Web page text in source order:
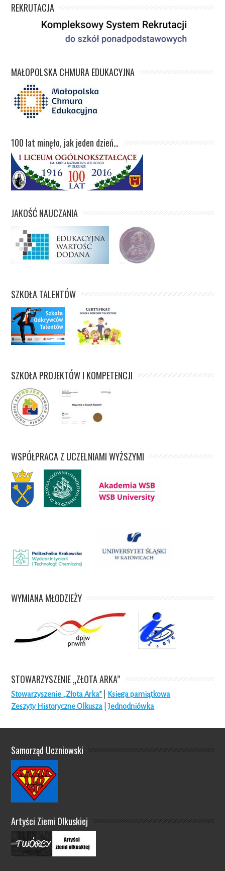
REKRUTACJA
MAŁOPOLSKA CHMURA EDUKACYJNA
100 lat minęło, jak jeden dzień…
JAKOŚĆ NAUCZANIA
SZKOŁA TALENTÓW
SZKOŁA PROJEKTÓW I KOMPETENCJI
WSPÓŁPRACA Z UCZELNIAMI WYŻSZYMI
WYMIANA MŁODZIEŻY
STOWARZYSZENIE „ZŁOTA ARKA”
Stowarzyszenie „Złota Arka”
Księga pamiątkowa
Zeszyty Historyczne Olkusza |Jednodniówka
Samorząd Uczniowski
Artyści Ziemi Olkuskiej